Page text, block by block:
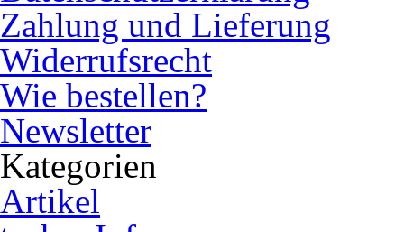
Zahlung und Lieferung
Widerrufsrecht
Wie bestellen?
Newsletter
Kategorien
Artikel